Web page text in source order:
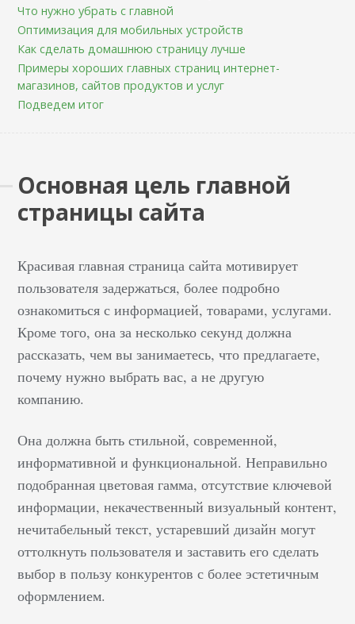
Что нужно убрать с главной
Оптимизация для мобильных устройств
Как сделать домашнюю страницу лучше
Примеры хороших главных страниц интернет-
магазинов, сайтов продуктов и услуг
Подведем итог
Основная цель главной
страницы сайта
Красивая главная страница сайта мотивирует
пользователя задержаться, более подробно
ознакомиться с информацией, товарами, услугами.
Кроме того, она за несколько секунд должна
рассказать, чем вы занимаетесь, что предлагаете,
почему нужно выбрать вас, а не другую
компанию.
Она должна быть стильной, современной,
информативной и функциональной. Неправильно
подобранная цветовая гамма, отсутствие ключевой
информации, некачественный визуальный контент,
нечитабельный текст, устаревший дизайн могут
оттолкнуть пользователя и заставить его сделать
выбор в пользу конкурентов с более эстетичным
оформлением.